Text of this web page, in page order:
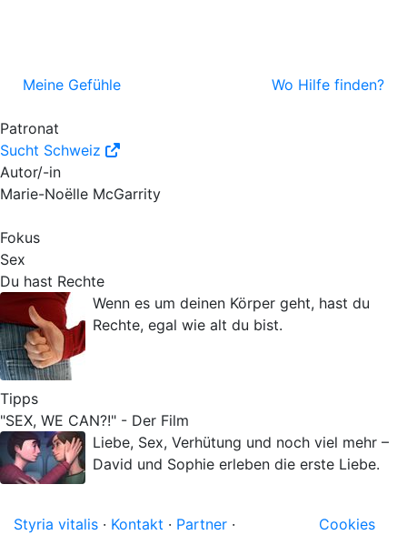
Meine Gefühle Wo Hilfe finden?
Patronat
Sucht Schweiz
Autor/-in
Marie-Noëlle McGarrity
Fokus
Sex
Du hast Rechte
Wenn es um deinen Körper geht, hast du
Rechte, egal wie alt du bist.
Tipps
"SEX, WE CAN?!" - Der Film
Liebe, Sex, Verhütung und noch viel mehr –
David und Sophie erleben die erste Liebe.
Styria vitalis · Kontakt · Partner ·
Cookies